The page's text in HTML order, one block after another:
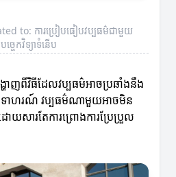
to: ការប្រៀបធៀបវប្បធម៌ជាមួយ
បច្ចេកវិទ្យាទំនើប
ហាញពីវិធីដែលវប្បធម៌អាចប្រឆាំងនឹង
ឧទាហរណ៍ វប្បធម៌ណាមួយអាចមិន
យសារតែការព្រោងការប្រែប្រួល